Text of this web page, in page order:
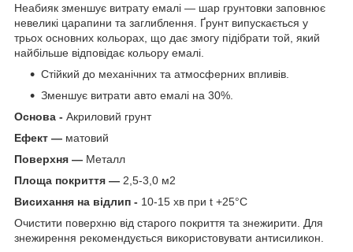
Неабияк зменшує витрату емалі — шар грунтовки заповнює
невеликі царапини та заглиблення. Ґрунт випускається у
трьох основних кольорах, що дає змогу підібрати той, який
найбільше відповідає кольору емалі.
Стійкий до механічних та атмосферних впливів.
Зменшує витрати авто емалі на 30%.
Основа - Акриловий грунт
Ефект — матовий
Поверхня — Металл
Площа покриття — 2,5-3,0 м2
Висихання на відлип - 10-15 хв при t +25°С
Очистити поверхню від старого покриття та знежирити. Для
знежирення рекомендується використовувати антисиликон.